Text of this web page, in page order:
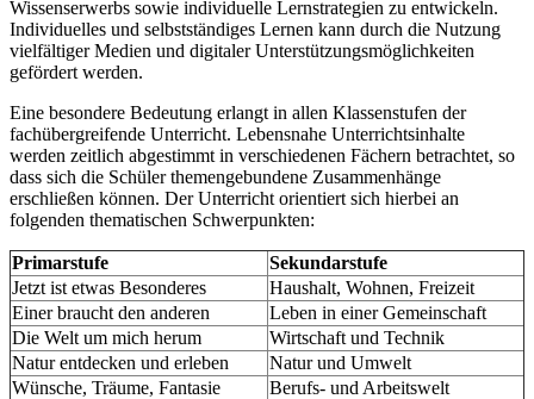
Wissenserwerbs sowie individuelle Lernstrategien zu entwickeln.
Individuelles und selbstständiges Lernen kann durch die Nutzung
vielfältiger Medien und digitaler Unterstützungsmöglichkeiten
gefördert werden.
Eine besondere Bedeutung erlangt in allen Klassenstufen der
fachübergreifende Unterricht. Lebensnahe Unterrichtsinhalte
werden zeitlich abgestimmt in verschiedenen Fächern betrachtet, so
dass sich die Schüler themengebundene Zusammenhänge
erschließen können. Der Unterricht orientiert sich hierbei an
folgenden thematischen Schwerpunkten:
Primarstufe
Sekundarstufe
Jetzt ist etwas Besonderes
Haushalt, Wohnen, Freizeit
Einer braucht den anderen
Leben in einer Gemeinschaft
Die Welt um mich herum
Wirtschaft und Technik
Natur entdecken und erleben
Natur und Umwelt
Wünsche, Träume, Fantasie
Berufs- und Arbeitswelt